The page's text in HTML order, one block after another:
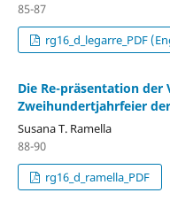
85-87
rg16_d_legarre_PDF
Die Re-präsentation
Zweihundertjahrfeier
Susana T. Ramella
88-90
rg16_d_ramella_PDF